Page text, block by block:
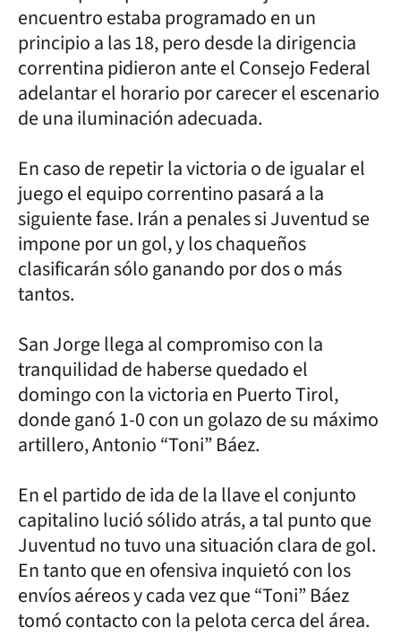
encuentro estaba programado en un
principio a las 18, pero desde la dirigencia
correntina pidieron ante el Consejo Federal
adelantar el horario por carecer el escenario
de una iluminación adecuada.
En caso de repetir la victoria o de igualar el
juego el equipo correntino pasará a la
siguiente fase. Irán a penales si Juventud se
impone por un gol, y los chaqueños
clasificarán sólo ganando por dos o más
tantos.
San Jorge llega al compromiso con la
tranquilidad de haberse quedado el
domingo con la victoria en Puerto Tirol,
donde ganó 1-0 con un golazo de su máximo
artillero, Antonio “Toni” Báez.
En el partido de ida de la llave el conjunto
capitalino lució sólido atrás, a tal punto que
Juventud no tuvo una situación clara de gol.
En tanto que en ofensiva inquietó con los
envíos aéreos y cada vez que “Toni” Báez
tomó contacto con la pelota cerca del área.